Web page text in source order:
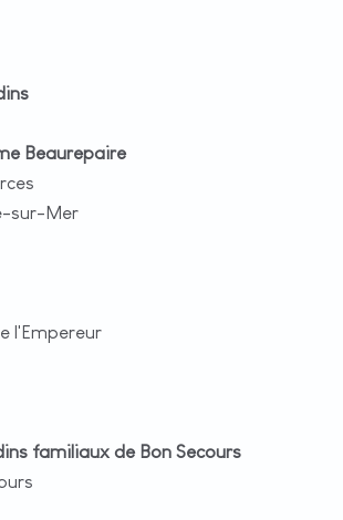
Beaurepaire
sur-Mer
l'Empereur
familiaux de Bon Secours